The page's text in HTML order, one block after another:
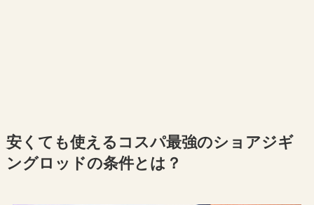
安くても使えるコスパ最強のショアジギ
ングロッドの条件とは？